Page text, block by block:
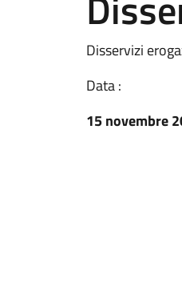
Disservizi
Data :
15 novembre